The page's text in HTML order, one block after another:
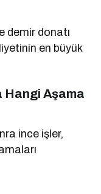
demir donatı
en büyük
Aşama
ince işler,